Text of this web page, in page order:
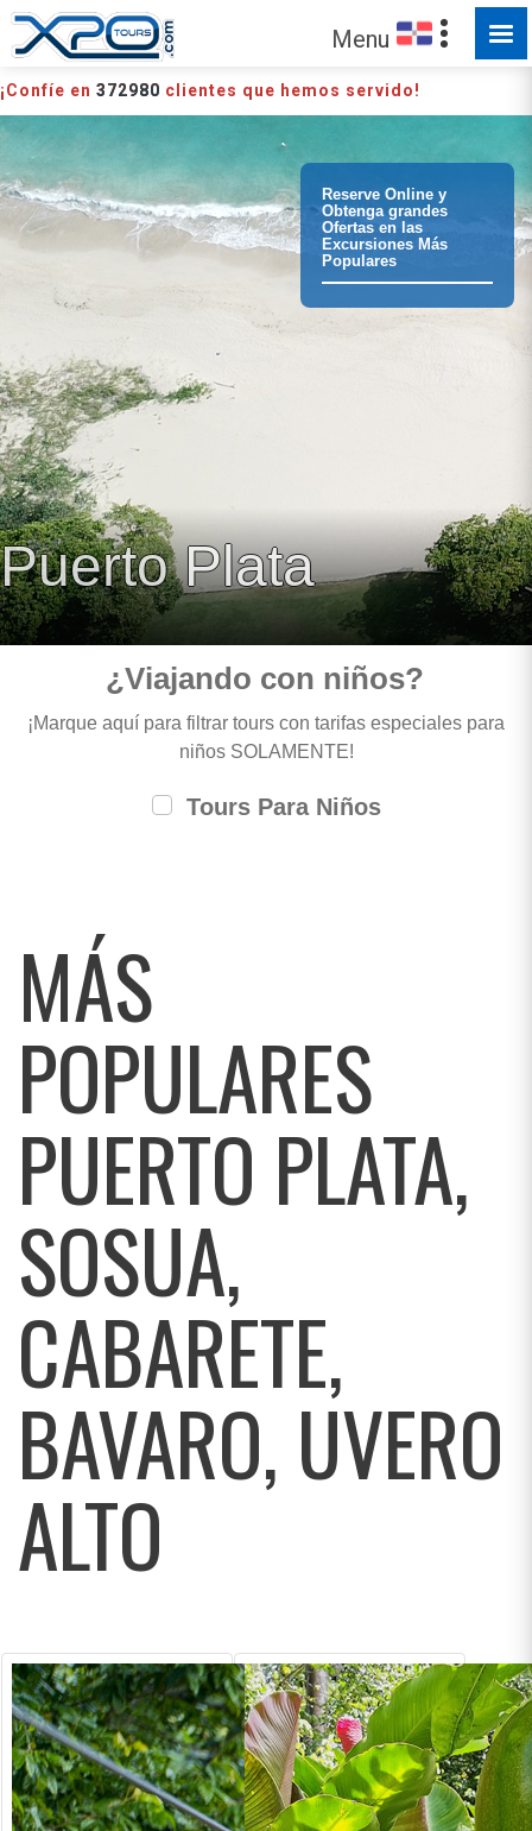
Menu
¡Confíe en 372980 clientes que hemos servido!
HECHO PARA SER EXPLORADO
Reserve Online y
Obtenga grandes
Ofertas en las
Excursiones Más
Populares
Puerto Plata
¿Viajando con niños?
¡Marque aquí para filtrar tours con tarifas especiales para
niños SOLAMENTE!
Tours Para Niños
MÁS
POPULARES
PUERTO PLATA,
SOSUA,
CABARETE,
BAVARO, UVERO
ALTO